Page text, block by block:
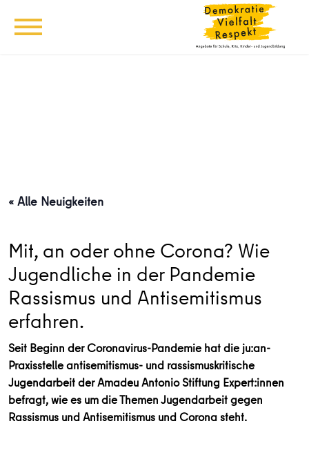
« Alle Neuigkeiten
Mit, an oder ohne Corona? Wie
Jugendliche in der Pandemie
Rassismus und Antisemitismus
erfahren.
Seit Beginn der Coronavirus-Pandemie hat die ju:an-
Praxisstelle antisemitismus- und rassismuskritische
Jugendarbeit der Amadeu Antonio Stiftung Expert:innen
befragt, wie es um die Themen Jugendarbeit gegen
Rassismus und Antisemitismus und Corona steht.